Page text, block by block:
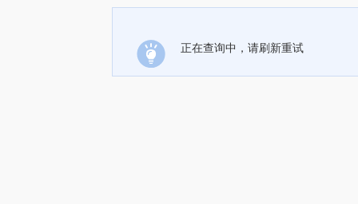
正在查询中，请刷新重试